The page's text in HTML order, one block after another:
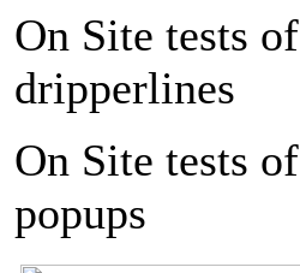
On Site tests
dripperlines
On Site tests
popups